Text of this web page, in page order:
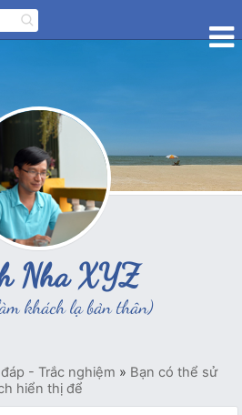
Nha XYZ
khách lạ bản thân)
- Trắc nghiệm » Bạn có thể sử
hiển thị để